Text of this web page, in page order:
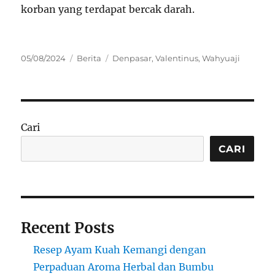
korban yang terdapat bercak darah.
Posted
05/08/2024 Categories
Berita Tags
Denpasar,Valentinus,Wahyuaji
Cari
CARI
Recent Posts
Resep Ayam Kuah Kemangi dengan
Perpaduan Aroma Herbal dan Bumbu